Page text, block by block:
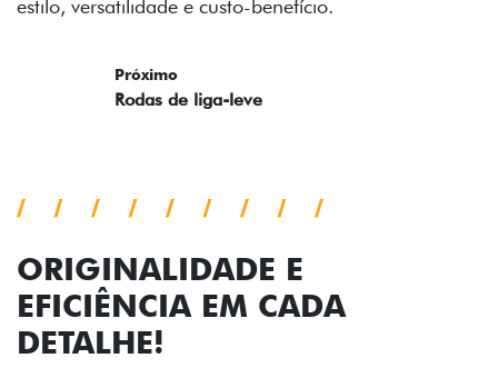
ORIGINALIDADE E
EFICIÊNCIA EM CADA
DETALHE!